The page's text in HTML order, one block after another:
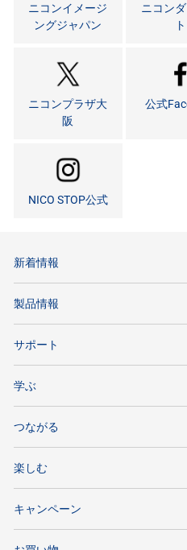
ニコンイメージ
ングジャパン
ニコン
ト
ニコンプラザ大
阪
公式
NICO STOP公式
新着情報
製品情報
サポート
学ぶ
つながる
楽しむ
キャンペーン